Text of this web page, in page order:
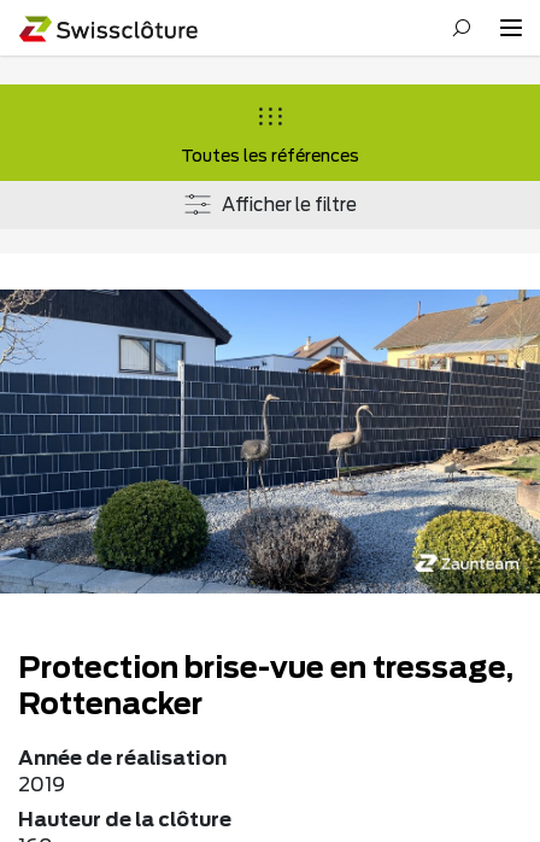
Toutes les références
Afficher le filtre
Protection brise-vue en tressage,
Rottenacker
Année de réalisation
2019
Hauteur de la clôture